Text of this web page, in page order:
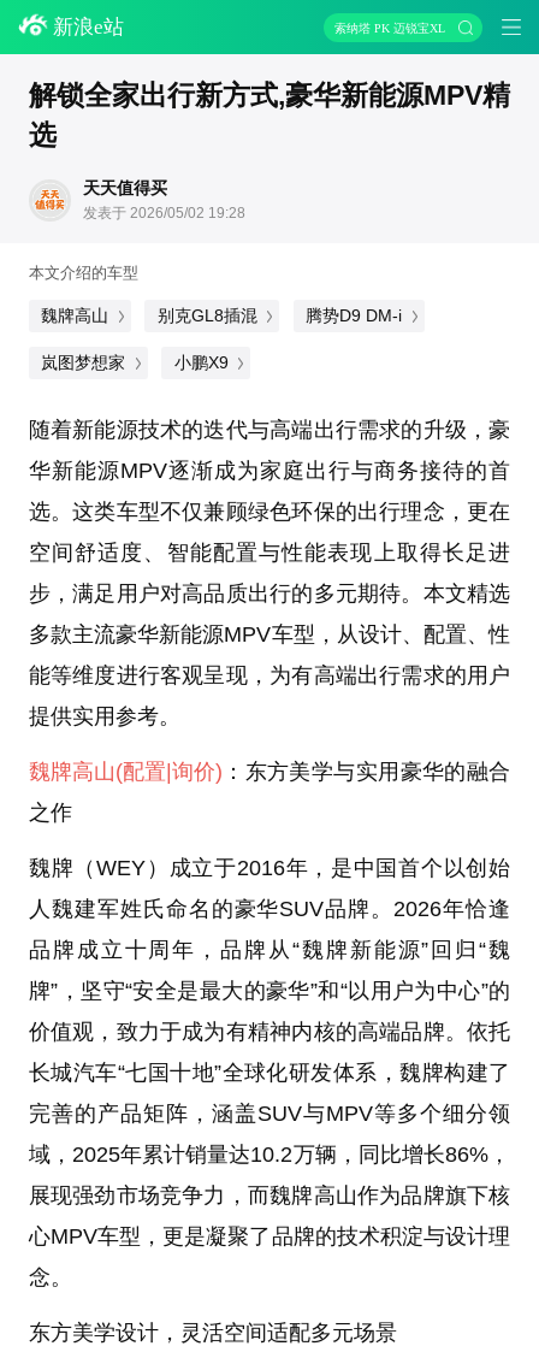
新浪e站 索纳塔 PK 迈锐宝XL
解锁全家出行新方式,豪华新能源MPV精
选
天天值得买
发表于 2026/05/02 19:28
本文介绍的车型
魏牌高山 别克GL8插混 腾势D9 DM-i
岚图梦想家 小鹏X9
随着新能源技术的迭代与高端出行需求的升级，豪
华新能源MPV逐渐成为家庭出行与商务接待的首
选。这类车型不仅兼顾绿色环保的出行理念，更在
空间舒适度、智能配置与性能表现上取得长足进
步，满足用户对高品质出行的多元期待。本文精选
多款主流豪华新能源MPV车型，从设计、配置、性
能等维度进行客观呈现，为有高端出行需求的用户
提供实用参考。
魏牌高山(配置|询价) ：东方美学与实用豪华的融合
之作
魏牌（WEY）成立于2016年，是中国首个以创始
人魏建军姓氏命名的豪华SUV品牌。2026年恰逢
品牌成立十周年，品牌从“魏牌新能源”回归“魏
牌”，坚守“安全是最大的豪华”和“以用户为中心”的
价值观，致力于成为有精神内核的高端品牌。依托
长城汽车“七国十地”全球化研发体系，魏牌构建了
完善的产品矩阵，涵盖SUV与MPV等多个细分领
域，2025年累计销量达10.2万辆，同比增长86%，
展现强劲市场竞争力，而魏牌高山作为品牌旗下核
心MPV车型，更是凝聚了品牌的技术积淀与设计理
念。
东方美学设计，灵活空间适配多元场景